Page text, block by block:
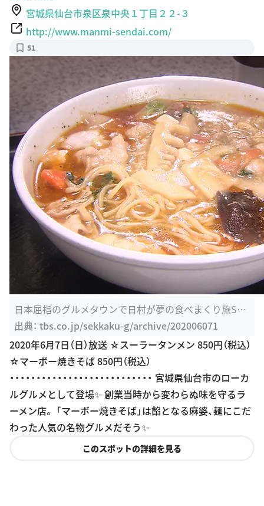
宮城県仙台市泉区泉中央１丁目２２-３
http://www.manmi-sendai.com/
51
日本屈指のグルメタウンで日村が夢の食べまくり旅SP：
2020年6月7日 ...
出典： tbs.co.jp/sekkaku-g/archive/202006071
2020年6月7日（日）放送 ☆スーラータンメン 850円（税込）
☆マーボー焼きそば 850円（税込）
・・・・・・・・・・・・・・・・・・・・・・・・・・・ 宮城県仙台市のローカ
ルグルメとして登場✨ 創業当時から変わらぬ味を守るラ
ーメン店。 「マーボー焼きそば」は餡となる麻婆、麺にこだ
わった人気の名物グルメだそう✨
このスポットの詳細を見る